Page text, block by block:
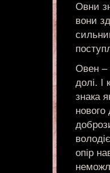
Овни
вони
Овен –
долі. І
знака
опір